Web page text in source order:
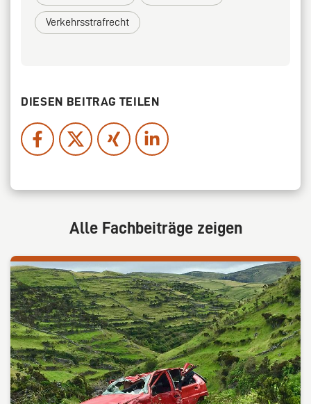
Verkehrsstrafrecht
DIESEN BEITRAG TEILEN
Alle Fachbeiträge zeigen